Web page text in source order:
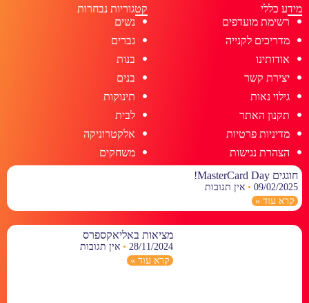
מידע כללי
רשימת מועדפים
מדריכים לקנייה
אודותינו
יצירת קשר
גילוי נאות
תקנון האתר
מדיניות פרטיות
הצהרת נגישות
קטגוריות נבחרות
נשים
גברים
בנות
בנים
תינוקות
לבית
אלקטרוניקה
משחקים
חוגגים MasterCard Day!
09/02/2025
אין תגובות
קרא עוד »
מציאות באליאקספרס
28/11/2024
אין תגובות
קרא עוד »